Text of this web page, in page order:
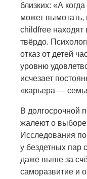
близких: «А
может
childfree находят
твёрдо.
отказ от детей
уровню
исчезает
«карьера —
В долгосрочной
жалеют о
Исследования
у бездетных пар
даже выше за
саморазвитие и